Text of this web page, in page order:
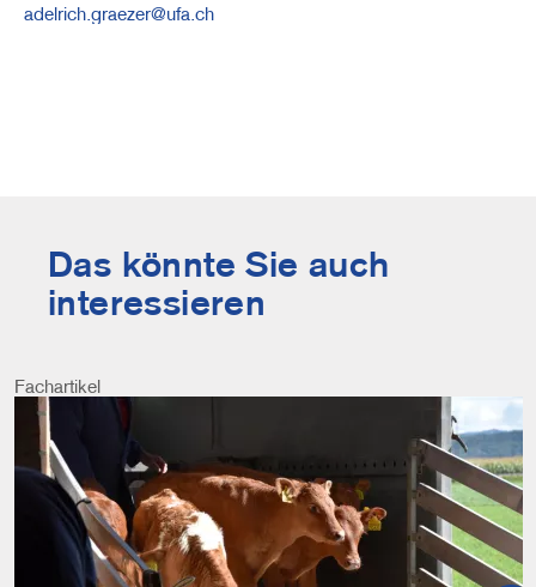
E-
adelrich.graezer@ufa.ch
Das könnte Sie auch
interessieren
Fachartikel
Image